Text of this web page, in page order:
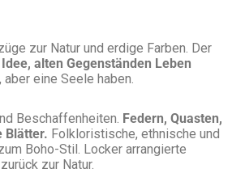
zur Natur und erdige Farben. Der
alten Gegenständen Leben
eine Seele haben.
Beschaffenheiten. Federn, Quasten,
Blätter. Folkloristische, ethnische und
Boho-Stil. Locker arrangierte
zur Natur.